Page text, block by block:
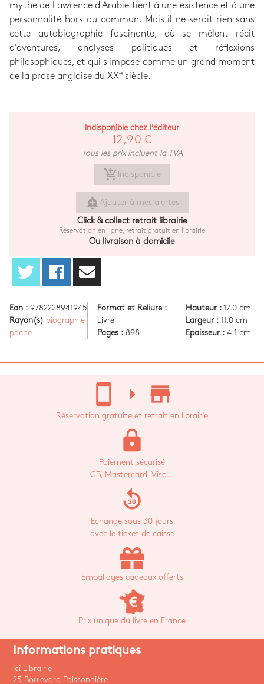
mythe de Lawrence d'Arabie tient à une existence et à une
personnalité hors du commun. Mais il ne serait rien sans
cette autobiographie fascinante, où se mêlent récit
d'aventures, analyses politiques et réflexions
philosophiques, et qui s'impose comme un grand moment
de la prose anglaise du XXe siècle.
Indisponible chez l'éditeur
12,90 €
Tous les prix incluent la TVA
add_shopping_cart Indisponible
add_alert Ajouter à mes alertes
Click & collect retrait librairie
Réservation en ligne, retrait gratuit en librairie
Ou livraison à domicile
Ean : 9782228941945
Rayon(s) biographie
poche
Format et Reliure :
Livre
Pages : 898
Hauteur :17.0 cm
Largeur :11.0 cm
Epaisseur :4.1 cm
stay_current_portrait arrow_right store_mall_directory
Réservation gratuite et retrait en librairie
lock
Paiement sécurisé
CB, Mastercard, Visa...
replay_30
Echange sous 30 jours
avec le ticket de caisse
Emballages cadeaux offerts
Prix unique du livre en France
Informations pratiques
Ici Librairie
25 Boulevard Poissonnière